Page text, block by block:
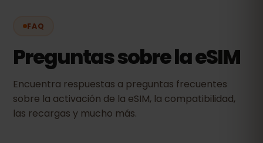
FAQ
Preguntas sobre la eSIM
Encuentra respuestas a preguntas frecuentes
sobre la activación de la eSIM, la compatibilidad,
las recargas y mucho más.